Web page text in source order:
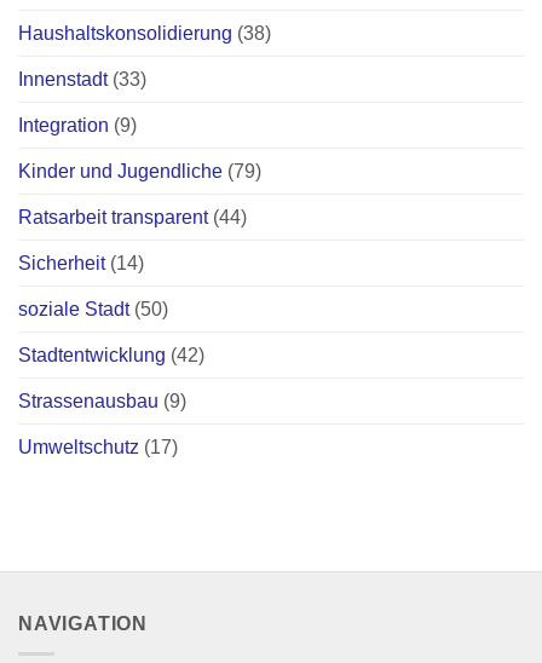
Haushaltskonsolidierung (38)
Innenstadt(33)
Integration (9)
Kinder und Jugendliche (79)
Ratsarbeit transparent(44)
Sicherheit(14)
soziale Stadt(50)
Stadtentwicklung (42)
Strassenausbau (9)
Umweltschutz (17)
NAVIGATION